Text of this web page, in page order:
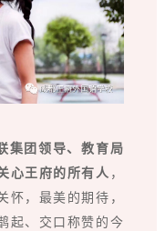
集团领导、教育局
心王府的所有人 ，
怀，最美的期待，
起、交口称赞的今